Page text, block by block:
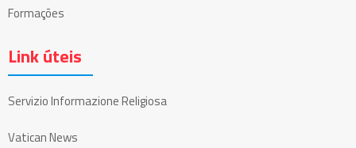
Formações
Link úteis
Servizio Informazione Religiosa
Vatican News